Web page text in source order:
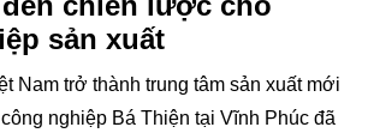
sản xuất
Nam trở thành trung tâm sản xuất mới
nghiệp Bá Thiện tại Vĩnh Phúc đã